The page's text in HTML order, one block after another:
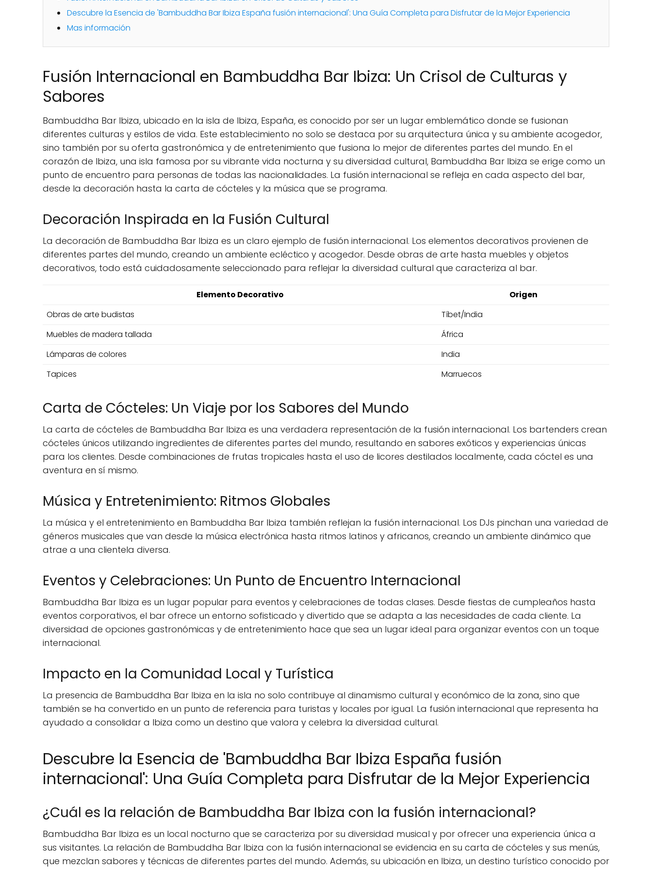
Descubre la Esencia de 'Bambuddha Bar Ibiza España fusión internacional': Una Guía Completa para Disfrutar de la Mejor Experiencia
Mas información
Fusión Internacional en Bambuddha Bar Ibiza: Un Crisol de Culturas y
Sabores
Bambuddha Bar Ibiza, ubicado en la isla de Ibiza, España, es conocido por ser un lugar emblemático donde se fusionan
diferentes culturas y estilos de vida. Este establecimiento no solo se destaca por su arquitectura única y su ambiente acogedor,
sino también por su oferta gastronómica y de entretenimiento que fusiona lo mejor de diferentes partes del mundo. En el
corazón de Ibiza, una isla famosa por su vibrante vida nocturna y su diversidad cultural, Bambuddha Bar Ibiza se erige como un
punto de encuentro para personas de todas las nacionalidades. La fusión internacional se refleja en cada aspecto del bar,
desde la decoración hasta la carta de cócteles y la música que se programa.
Decoración Inspirada en la Fusión Cultural
La decoración de Bambuddha Bar Ibiza es un claro ejemplo de fusión internacional. Los elementos decorativos provienen de
diferentes partes del mundo, creando un ambiente ecléctico y acogedor. Desde obras de arte hasta muebles y objetos
decorativos, todo está cuidadosamente seleccionado para reflejar la diversidad cultural que caracteriza al bar.
Elemento Decorativo
Origen
Obras de arte budistas
Tíbet/India
Muebles de madera tallada
África
Lámparas de colores
India
Tapices
Marruecos
Carta de Cócteles: Un Viaje por los Sabores del Mundo
La carta de cócteles de Bambuddha Bar Ibiza es una verdadera representación de la fusión internacional. Los bartenders crean
cócteles únicos utilizando ingredientes de diferentes partes del mundo, resultando en sabores exóticos y experiencias únicas
para los clientes. Desde combinaciones de frutas tropicales hasta el uso de licores destilados localmente, cada cóctel es una
aventura en sí mismo.
Música y Entretenimiento: Ritmos Globales
La música y el entretenimiento en Bambuddha Bar Ibiza también reflejan la fusión internacional. Los DJs pinchan una variedad de
géneros musicales que van desde la música electrónica hasta ritmos latinos y africanos, creando un ambiente dinámico que
atrae a una clientela diversa.
Eventos y Celebraciones: Un Punto de Encuentro Internacional
Bambuddha Bar Ibiza es un lugar popular para eventos y celebraciones de todas clases. Desde fiestas de cumpleaños hasta
eventos corporativos, el bar ofrece un entorno sofisticado y divertido que se adapta a las necesidades de cada cliente. La
diversidad de opciones gastronómicas y de entretenimiento hace que sea un lugar ideal para organizar eventos con un toque
internacional.
Impacto en la Comunidad Local y Turística
La presencia de Bambuddha Bar Ibiza en la isla no solo contribuye al dinamismo cultural y económico de la zona, sino que
también se ha convertido en un punto de referencia para turistas y locales por igual. La fusión internacional que representa ha
ayudado a consolidar a Ibiza como un destino que valora y celebra la diversidad cultural.
Descubre la Esencia de 'Bambuddha Bar Ibiza España fusión
internacional': Una Guía Completa para Disfrutar de la Mejor Experiencia
¿Cuál es la relación de Bambuddha Bar Ibiza con la fusión internacional?
Bambuddha Bar Ibiza es un local nocturno que se caracteriza por su diversidad musical y por ofrecer una experiencia única a
sus visitantes. La relación de Bambuddha Bar Ibiza con la fusión internacional se evidencia en su carta de cócteles y sus menús,
que mezclan sabores y técnicas de diferentes partes del mundo. Además, su ubicación en Ibiza, un destino turístico conocido por